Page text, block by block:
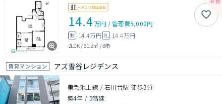
14.4万円 /管理費5,000円
敷 14.4万円 礼 14.4万円
2LDK/60.3㎡ /8階
賃貸マンション アズ雪谷レジデンス
東急池上線 / 石川台駅 徒歩3分
築4年 / 5階建